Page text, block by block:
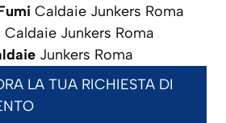
Caldaie Junkers Roma
Caldaie Junkers Roma
Junkers Roma
LA TUA RICHIESTA DI